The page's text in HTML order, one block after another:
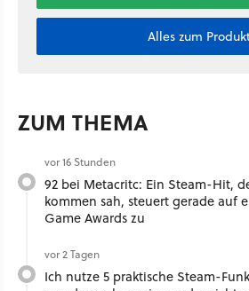
Alles zum
ZUM THEMA
vor 16 Stunden
92 bei Metacritc: Ein Steam-Hit,
kommen sah, steuert gerade auf
Game Awards zu
vor 2 Tagen
Ich nutze 5 praktische Steam-